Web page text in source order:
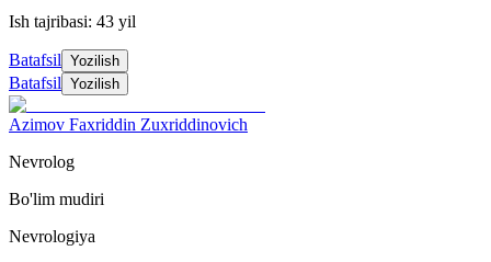
Ish tajribasi: 43 yil
Batafsil Yozilish
Batafsil Yozilish
Azimov Faxriddin Zuxriddinovich
Nevrolog
Bo'lim mudiri
Nevrologiya